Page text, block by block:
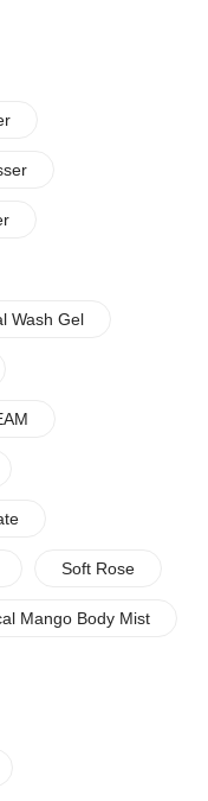
Wash Gel
Soft Rose
Mango Body Mist